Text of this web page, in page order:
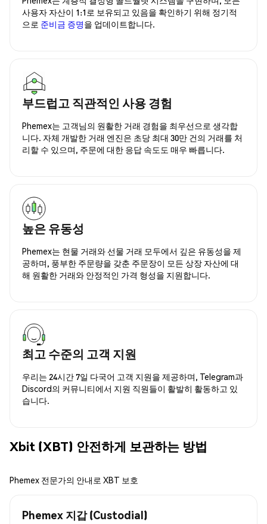
사용자 자산이 1:1로 보유되고 있음을 확인하기 위해 정기적
으로 준비금 증명을 업데이트합니다.
부드럽고 직관적인 사용 경험
Phemex는 고객님의 원활한 거래 경험을 최우선으로 생각합
니다. 자체 개발한 거래 엔진은 초당 최대 30만 건의 거래를 처
리할 수 있으며, 주문에 대한 응답 속도도 매우 빠릅니다.
높은 유동성
Phemex는 현물 거래와 선물 거래 모두에서 깊은 유동성을 제
공하며, 풍부한 주문량을 갖춘 주문장이 모든 상장 자산에 대
해 원활한 거래와 안정적인 가격 형성을 지원합니다.
최고 수준의 고객 지원
우리는 24시간 7일 다국어 고객 지원을 제공하며, Telegram과
Discord의 커뮤니티에서 지원 직원들이 활발히 활동하고 있
습니다.
Xbit (XBT) 안전하게 보관하는 방법
Phemex 전문가의 안내로 XBT 보호
Phemex 지갑 (Custodial)